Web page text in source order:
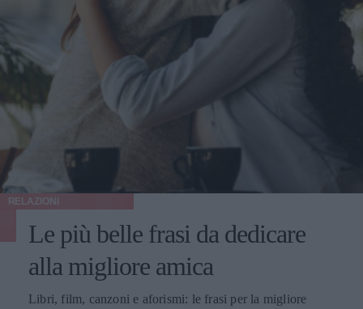
RELAZIONI
Le più belle frasi da dedicare
alla migliore amica
Libri, film, canzoni e aforismi: le frasi per la migliore